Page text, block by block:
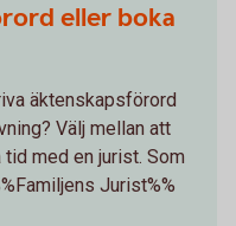
eller boka
äktenskapsförord
Välj mellan att
med en jurist. Som
Jurist%%